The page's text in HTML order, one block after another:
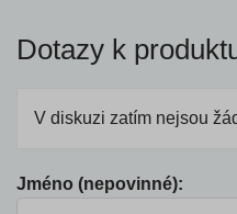
Dotazy k
V diskuzi zatím nejsou
Jméno (nepovinné):